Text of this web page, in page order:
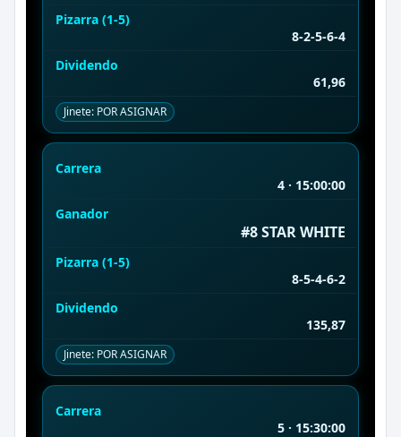
Pizarra (1-5)
8-2-5-6-4
Dividendo
61,96
Jinete: POR ASIGNAR
Carrera
4 · 15:00:00
Ganador
#8 STAR WHITE
Pizarra (1-5)
8-5-4-6-2
Dividendo
135,87
Jinete: POR ASIGNAR
Carrera
5 · 15:30:00